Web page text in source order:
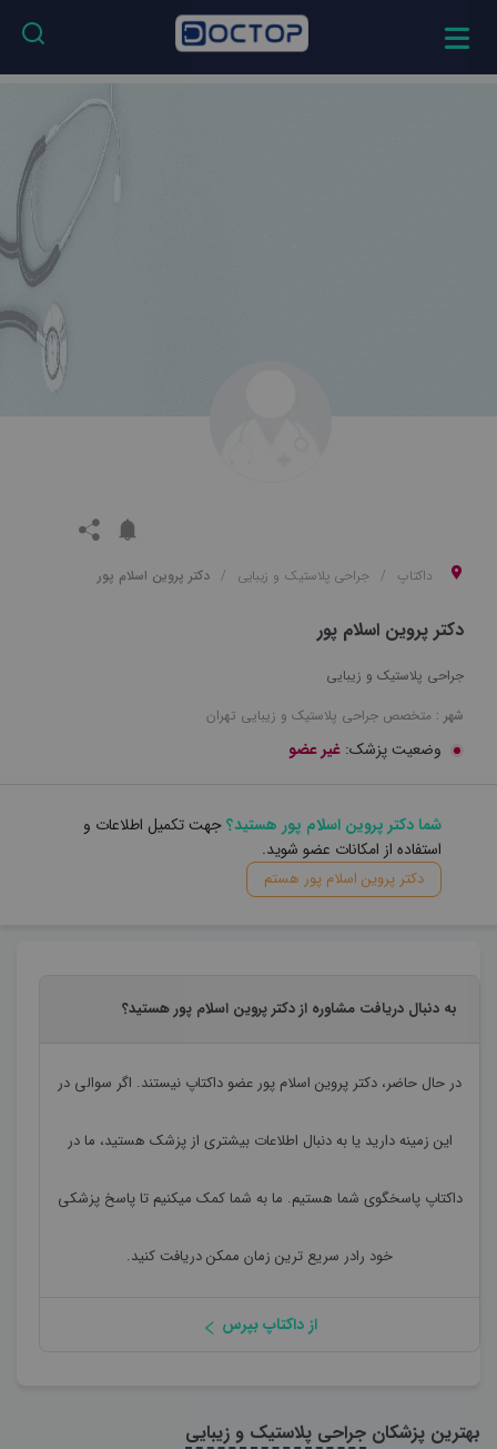
داکتاپ جراحی پلاستیک و زیبایی دکتر پروین اسلام پور
دکتر پروین اسلام پور
جراحی پلاستیک و زیبایی
شهر : متخصص جراحی پلاستیک و زیبایی تهران
وضعیت پزشک: غیر عضو
شما دکتر پروین اسلام پور هستید؟جهت تکمیل اطلاعات و
استفاده از امکانات عضو شوید.
دکتر پروین اسلام پور هستم
به دنبال دریافت مشاوره از دکتر پروین اسلام پور هستید؟
در حال حاضر، دکتر پروین اسلام پورعضو داکتاپ نیستند. اگر سوالی در
این زمینه دارید یا به دنبال اطلاعات بیشتری از پزشک هستید، ما در
داکتاپ پاسخگوی شما هستیم. ما به شما کمک میکنیم تا پاسخ پزشکی
خود رادر سریع ترین زمان ممکن دریافت کنید.
از داکتاپ بپرس
بهترین پزشکان جراحی پلاستیک و زیبایی